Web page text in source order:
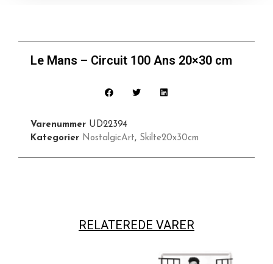
Le Mans – Circuit 100 Ans 20×30 cm
Varenummer UD22394
Kategorier NostalgicArt, Skilte20x30cm
RELATEREDE VARER